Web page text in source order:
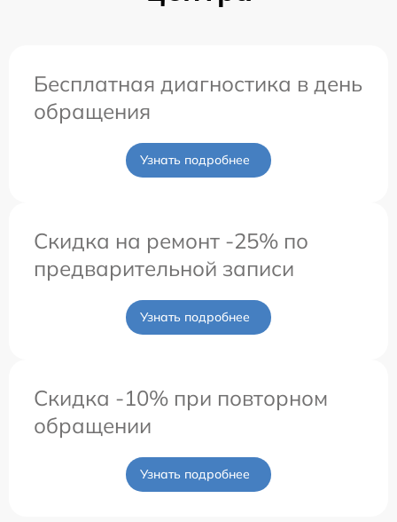
Бесплатная диагностика в день
обращения
Узнать подробнее
Скидка на ремонт -25% по
предварительной записи
Узнать подробнее
Скидка -10% при повторном
обращении
Узнать подробнее